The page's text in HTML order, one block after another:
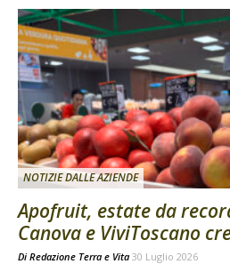
NOTIZIE DALLE AZIENDE
Apofruit, estate da
Canova e ViviToscano
Di Redazione Terra e Vita 30 Luglio 2026